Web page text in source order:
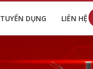
TUYỂN DỤNG LIÊN HỆ